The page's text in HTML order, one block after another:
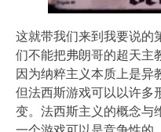
这就带我们来到我要说的
们不能把弗朗哥的超天主
因为纳粹主义本质上是异
但法西斯游戏可以以许多
变。法西斯主义的概念与